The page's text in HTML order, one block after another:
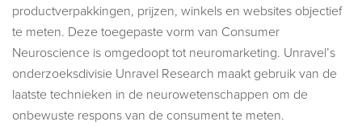
productverpakkingen, prijzen, winkels en websites objectief
te meten. Deze toegepaste vorm van Consumer
Neuroscience is omgedoopt tot neuromarketing. Unravel’s
onderzoeksdivisie Unravel Research maakt gebruik van de
laatste technieken in de neurowetenschappen om de
onbewuste respons van de consument te meten.